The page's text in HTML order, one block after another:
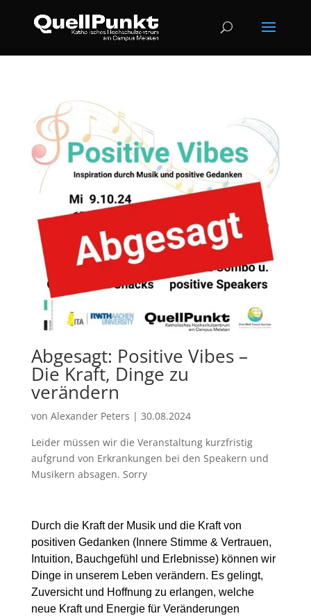
Abgesagt: Positive Vibes –
Die Kraft, Dinge zu
verändern
von Alexander Peters | 30.08.2024
Leider müssen wir die Veranstaltung kurzfristig
aufgrund von Erkrankungen bei den Speakern und
Musikern absagen. Sorry
Durch die Kraft der Musik und die Kraft von
positiven Gedanken (Innere Stimme & Vertrauen,
Intuition, Bauchgefühl und Erlebnisse) können wir
Dinge in unserem Leben verändern. Es gelingt,
Zuversicht und Hoffnung zu erlangen, welche
neue Kraft und Energie für Veränderungen